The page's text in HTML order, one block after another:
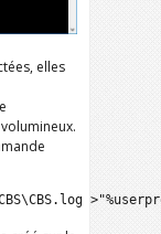
elles